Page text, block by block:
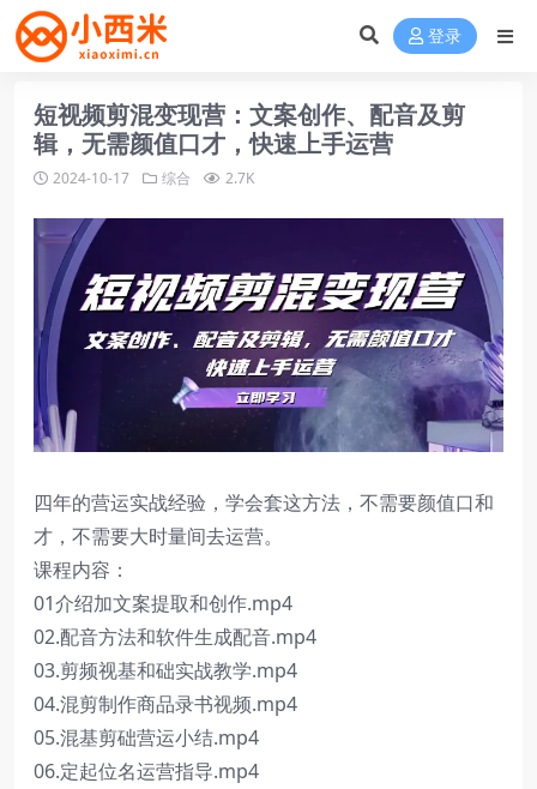
登录
短视频剪混变现营：文案创作、配音及剪
辑，无需颜值口才，快速上手运营
2024-10-17 综合 2.7K
四年的营运实战经验，学会套这方法，不需要颜值口和
才，不需要大时量间去运营。
课程内容：
01介绍加文案提取和创作.mp4
02.配音方法和软件生成配音.mp4
03.剪频视基和础实战教学.mp4
04.混剪制作商品录书视频.mp4
05.混基剪础营运小结.mp4
06.定起位名运营指导.mp4